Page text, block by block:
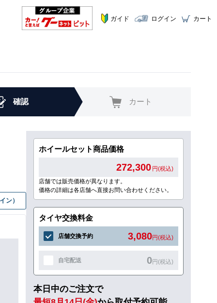
ガイド ログイン カート
確認 カート
ン）
ホイールセット商品価格
272,300 円(税込)
店舗では販売価格が異なります。
価格の詳細は各店舗へ直接お問い合わせください。
タイヤ交換料金
店舗交換予約 3,080円(税込)
自宅配送 0円(税込)
本日中のご注文で